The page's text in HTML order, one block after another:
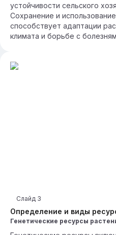
устойчивости сельского
Сохранение и
способствует адаптации
климата и борьбе с
Определение и виды
Слайд 3
Генетические ресурсы